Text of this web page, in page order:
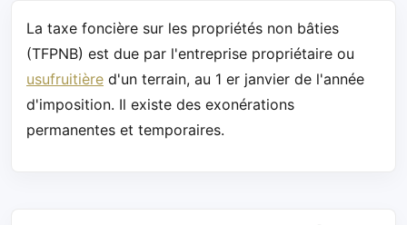
La taxe foncière sur les propriétés non bâties
(TFPNB) est due par l'entreprise propriétaire ou
usufruitière d'un terrain, au 1 er janvier de l'année
d'imposition. Il existe des exonérations
permanentes et temporaires.